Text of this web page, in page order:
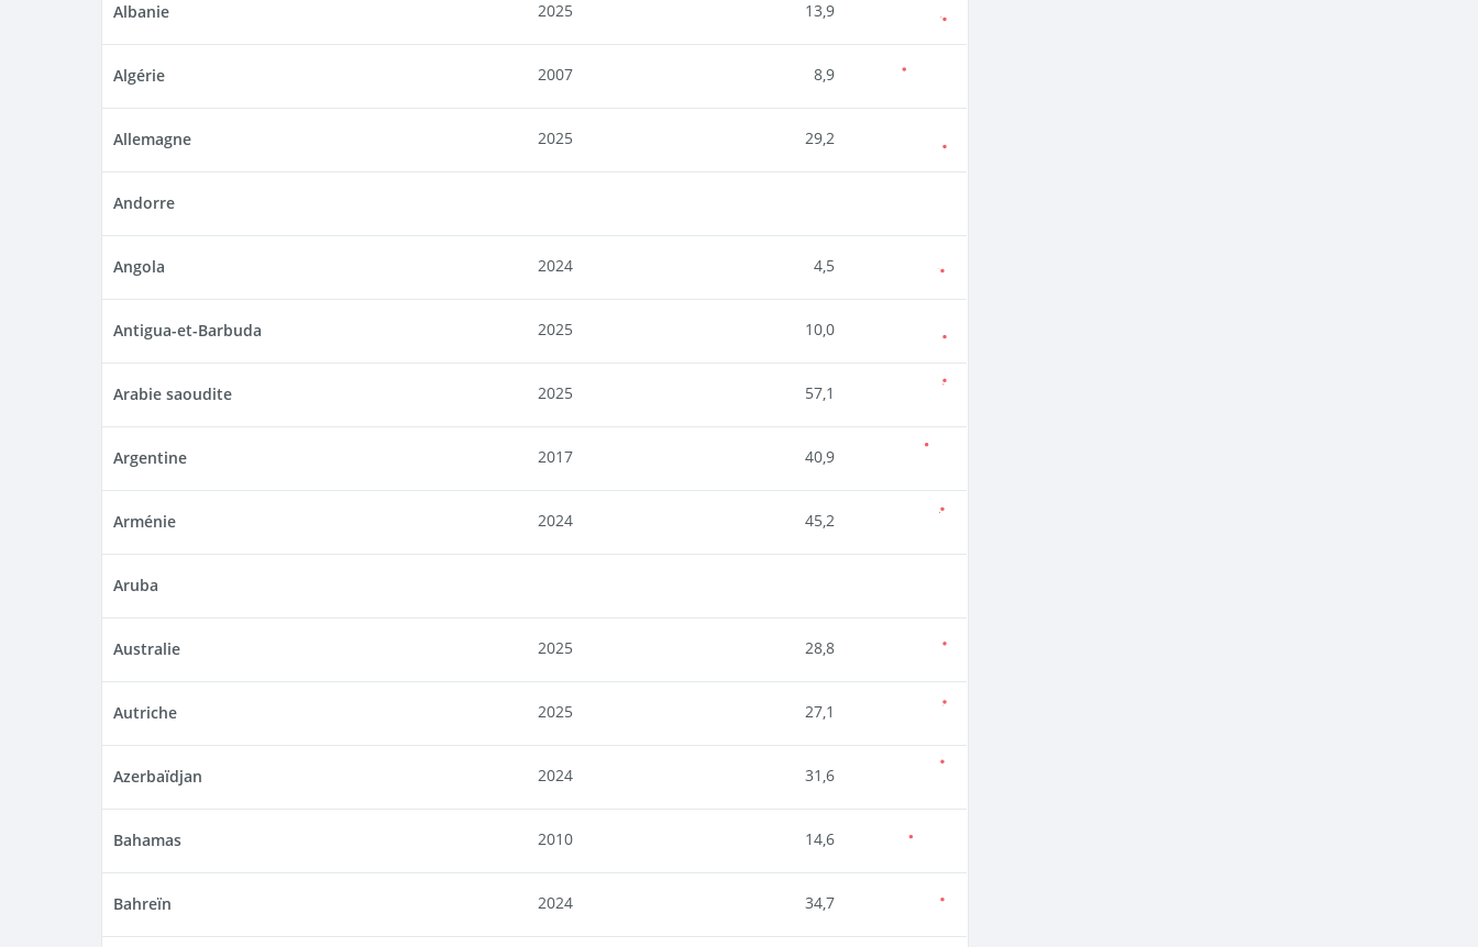
Albanie 2025 13,9
Algérie 2007 8,9
Allemagne 2025 29,2
Andorre
Angola 2024 4,5
Antigua-et-Barbuda 2025 10,0
Arabie saoudite 2025 57,1
Argentine 2017 40,9
Arménie 2024 45,2
Aruba
Australie 2025 28,8
Autriche 2025 27,1
Azerbaïdjan 2024 31,6
Bahamas 2010 14,6
Bahreïn 2024 34,7